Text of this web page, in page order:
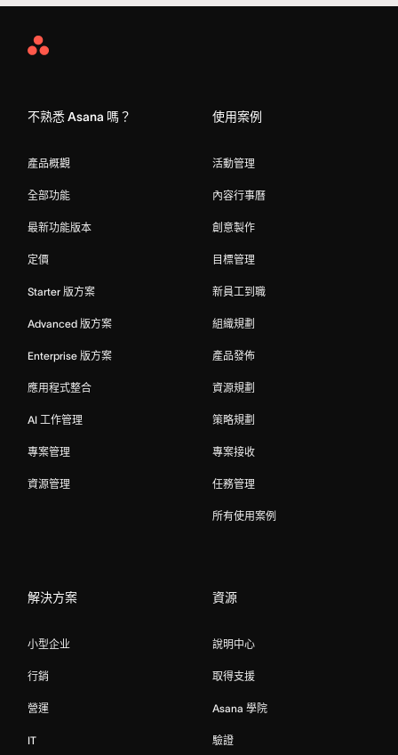
Asana
不熟悉 Asana 嗎？
產品概觀
全部功能
最新功能版本
定價
Starter 版方案
Advanced 版方案
Enterprise 版方案
應用程式整合
AI 工作管理
專案管理
資源管理
使用案例
活動管理
內容行事曆
創意製作
目標管理
新員工到職
組織規劃
產品發佈
資源規劃
策略規劃
專案接收
任務管理
所有使用案例
解決方案
小型企业
行銷
營運
IT
資源
說明中心
取得支援
Asana 學院
驗證